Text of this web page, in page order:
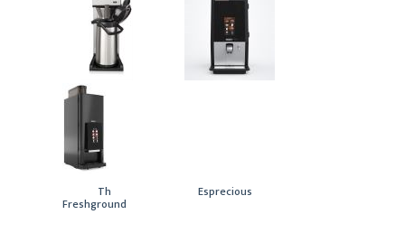
Th Esprecious
Freshground